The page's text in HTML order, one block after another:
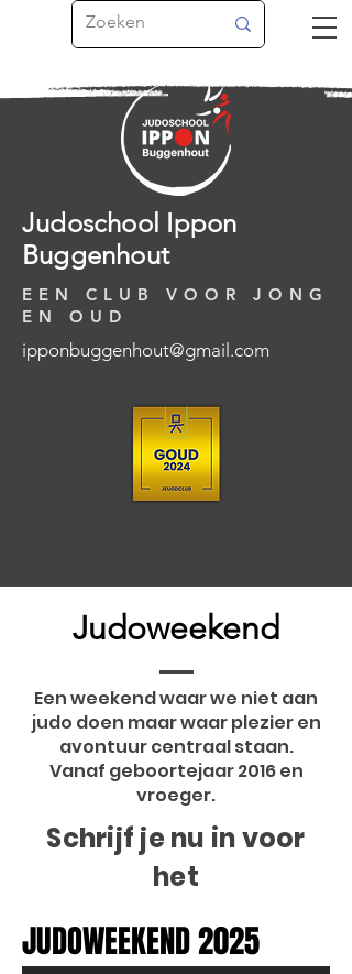
Judoschool Ippon
Buggenhout
EEN CLUB VOOR JONG
EN OUD
ipponbuggenhout@gmail.com
Judoweekend
Een weekend waar we niet aan
judo doen maar waar plezier en
avontuur centraal staan.
Vanaf geboortejaar 2016 en
vroeger.
Schrijf je nu in voor
het
JUDOWEEKEND 2025
JUDOWEEKEND 2025